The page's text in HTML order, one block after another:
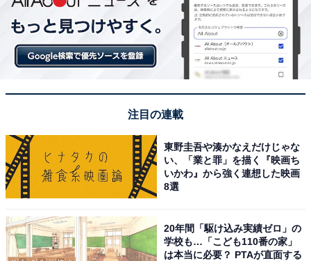
注目の連載
東野圭吾や湊かなえだけじゃな
い、「業と罪」を描く『映画ち
いかわ』から強く連想した映画
8選
20年間「駆け込み実績ゼロ」の
学校も…「こども110番の家」
は本当に必要？ PTAが直面する